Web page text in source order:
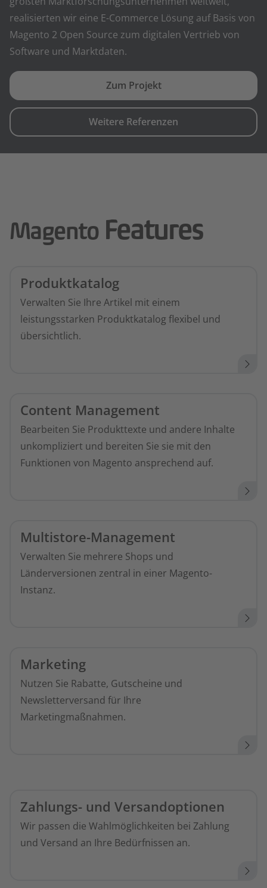
realisierten wir eine E-Commerce Lösung auf Basis von
Magento 2 Open Source zum digitalen Vertrieb von
Software und Marktdaten.
Zum Projekt
Weitere Referenzen
Magento Features
Produktkatalog
Verwalten Sie Ihre Artikel mit einem
leistungsstarken Produktkatalog flexibel und
übersichtlich.
Content Management
Bearbeiten Sie Produkttexte und andere Inhalte
unkompliziert und bereiten Sie sie mit den
Funktionen von Magento ansprechend auf.
Multistore-Management
Verwalten Sie mehrere Shops und
Länderversionen zentral in einer Magento-
Instanz.
Marketing
Nutzen Sie Rabatte, Gutscheine und
Newsletterversand für Ihre
Marketingmaßnahmen.
Zahlungs- und Versandoptionen
Wir passen die Wahlmöglichkeiten bei Zahlung
und Versand an Ihre Bedürfnissen an.